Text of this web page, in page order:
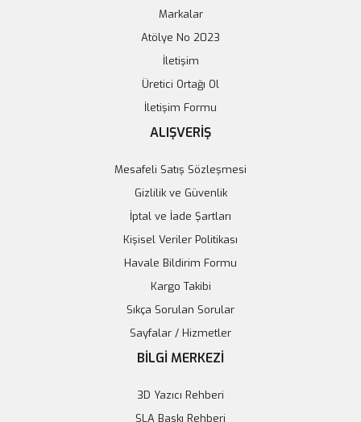
KMB-A002 USB A/USB C Şarj Modülü
KMB-A003 Kablosuz Şarj Modülü
Markalar
Atölye No 2023
İletişim
Üretici Ortağı Ol
İletişim Formu
ALIŞVERİŞ
Mesafeli Satış Sözleşmesi
Gizlilik ve Güvenlik
İptal ve İade Şartları
Kişisel Veriler Politikası
Havale Bildirim Formu
Kargo Takibi
Sıkça Sorulan Sorular
Sayfalar / Hizmetler
BİLGİ MERKEZİ
3D Yazıcı Rehberi
SLA Baskı Rehberi